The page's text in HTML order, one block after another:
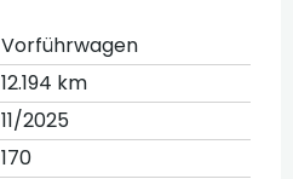
Vorführwagen
12.194 km
11/2025
170